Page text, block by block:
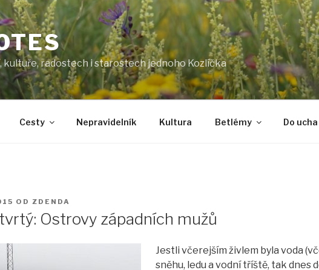
kultuře, radostech i starostech jednoho Kozlíčka
Cesty Nepravidelník Kultura Betlémy Do ucha
OD ZDENDA
Ostrovy západních mužů
Jestli včerejším živlem byla voda
sněhu, ledu a vodní tříště, tak dnes